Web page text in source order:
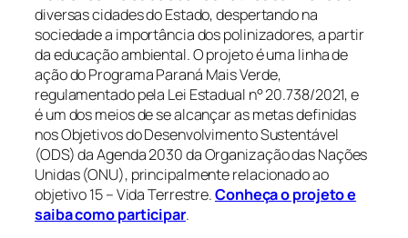
diversas cidades do Estado, despertando na
sociedade a importância dos polinizadores, a partir
da educação ambiental. O projeto é uma linha de
ação do Programa Paraná Mais Verde,
regulamentado pela Lei Estadual n° 20.738/2021, e
é um dos meios de se alcançar as metas definidas
nos Objetivos do Desenvolvimento Sustentável
(ODS) da Agenda 2030 da Organização das Nações
Unidas (ONU), principalmente relacionado ao
objetivo 15 – Vida Terrestre.Conheça o projeto e
saiba como participar.